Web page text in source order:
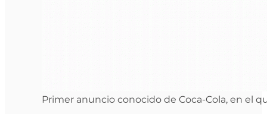
Primer anuncio conocido de Coca-Cola, en el